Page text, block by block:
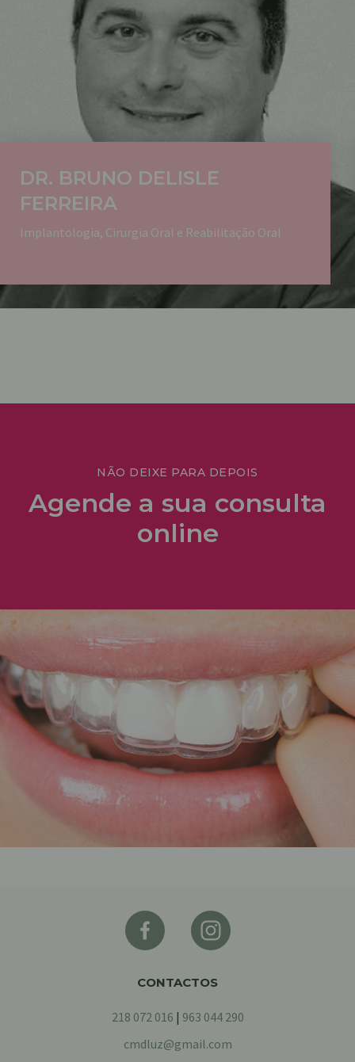
DR. BRUNO DELISLE
FERREIRA
Implantologia, Cirurgia Oral e Reabilitação Oral
NÃO DEIXE PARA DEPOIS
Agende a sua consulta
online
CONTACTOS
218 072 016 | 963 044 290
cmdluz@gmail.com